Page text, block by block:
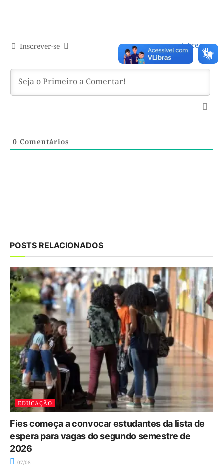
Inscrever-se Acessar
0 Comentários
POSTS RELACIONADOS
EDUCAÇÃO
Fies começa a convocar estudantes da lista de
espera para vagas do segundo semestre de
2026
07/08